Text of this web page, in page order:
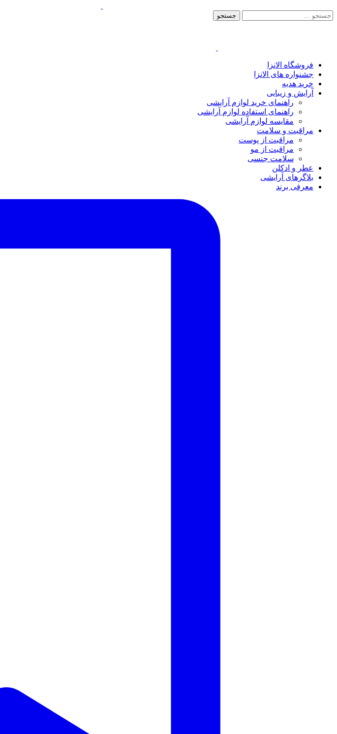
جستجو
فروشگاه الانزا
جشنواره های الانزا
خرید هدیه
آرایش و زیبایی
راهنمای خرید لوازم آرایشی
راهنمای استفاده لوازم آرایشی
مقایسه لوازم آرایشی
مراقبت و سلامت
مراقبت از پوست
مراقبت از مو
سلامت جنسی
عطر و ادکلن
بلاگرهای آرایشی
معرفی برند